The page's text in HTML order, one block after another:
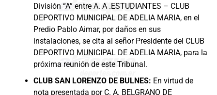
División “A” entre A. A .ESTUDIANTES – CLUB
DEPORTIVO MUNICIPAL DE ADELIA MARIA, en el
Predio Pablo Aimar, por daños en sus
instalaciones, se cita al señor Presidente del CLUB
DEPORTIVO MUNICIPAL DE ADELIA MARIA, para la
próxima reunión de este Tribunal.
CLUB SAN LORENZO DE BULNES: En virtud de
nota presentada por C. A. BELGRANO DE